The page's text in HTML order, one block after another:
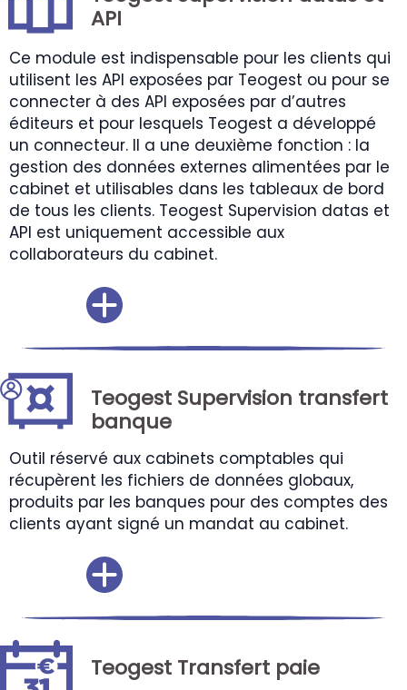
API
Ce module est indispensable pour les clients qui
utilisent les API exposées par Teogest ou pour se
connecter à des API exposées par d’autres
éditeurs et pour lesquels Teogest a développé
un connecteur. Il a une deuxième fonction : la
gestion des données externes alimentées par le
cabinet et utilisables dans les tableaux de bord
de tous les clients. Teogest Supervision datas et
API est uniquement accessible aux
collaborateurs du cabinet.
Teogest Supervision transfert
banque
Outil réservé aux cabinets comptables qui
récupèrent les fichiers de données globaux,
produits par les banques pour des comptes des
clients ayant signé un mandat au cabinet.
Teogest Transfert paie